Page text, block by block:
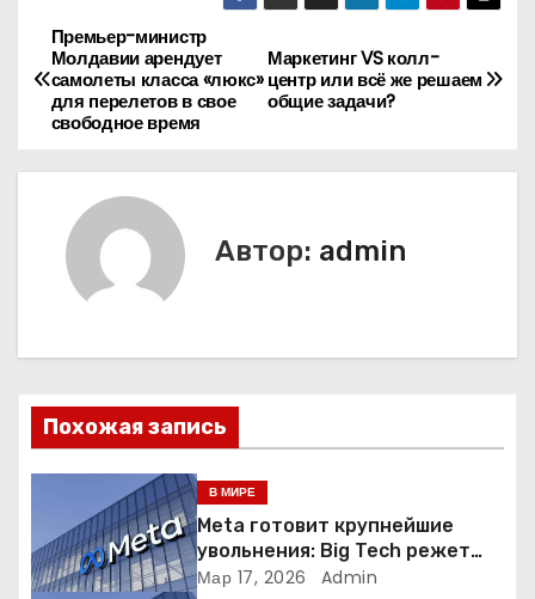
Н
а
ц
и
я
о
Маркетинг VS колл-
центр или всё же решаем
общие задачи?
Премьер-министр
Молдавии арендует
самолеты класса «люкс»
для перелетов в свое
свободное время
Автор: admin
Похожая запись
В МИРЕ
Meta готовит крупнейшие
увольнения: Big Tech режет
людей ради искусственного
Мар 17, 2026 Admin